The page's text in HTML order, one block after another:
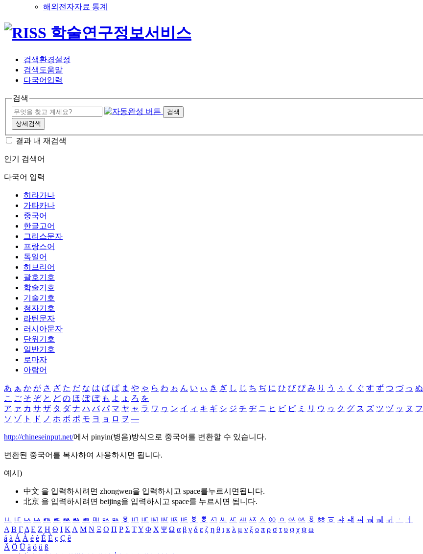
해외전자자료 통계
검색환경설정
검색도움말
다국어입력
검색
검색
상세검색
결과 내 재검색
인기 검색어
다국어 입력
히라가나
가타카나
중국어
한글고어
그리스문자
프랑스어
독일어
히브리어
괄호기호
학술기호
기술기호
첨자기호
라틴문자
러시아문자
단위기호
일반기호
로마자
아랍어
あ ぁ か が さ ざ た だ な は ば ぱ ま や ゃ ら わ ゎ ん い ぃ き ぎ し じ ち ぢ に ひ び ぴ み り う ぅ く ぐ す ず つ づ っ ぬ
こ ご そ ぞ と ど の ほ ぼ ぽ も よ ょ ろ を
ア ァ カ サ ザ タ ダ ナ ハ バ パ マ ヤ ャ ラ ワ ヮ ン イ ィ キ ギ シ ジ チ ヂ ニ ヒ ビ ピ ミ リ ウ ゥ ク グ ス ズ ツ ヅ ッ ヌ フ
ソ ゾ ト ド ノ ホ ボ ポ モ ヨ ョ ロ ヲ ―
http://chineseinput.net/에서 pinyin(병음)방식으로 중국어를 변환할 수 있습니다.
변환된 중국어를 복사하여 사용하시면 됩니다.
예시)
中文 을 입력하시려면 zhongwen을 입력하시고 space를누르시면됩니다.
北京 을 입력하시려면 beijing을 입력하시고 space를 누르시면 됩니다.
ㅥ ㅦ ㅧ ㅨ ㅩ ㅪ ㅫ ㅬ ㅭ ㅮ ㅯ ㅰ ㅱ ㅲ ㅳ ㅴ ㅵ ㅶ ㅷ ㅸ ㅹ ㅺ ㅻ ㅼ ㅽ ㅾ ㅿ ㆀ ㆁ ㆂ ㆃ ㆄ ㆅ ㆆ ㆇ ㆈ ㆉ ㆊ ㆋ ㆌ ㆍ
ㆎ
Α Β ΓΔ Ε Ζ Η Θ Ι ΚΛ Μ Ν Ξ Ο Π Ρ Σ ΤΥ Φ Χ Ψ Ω α β γ δ ε ζ η θ ι κ λ μ ν ξ ο π ρ σ τ υ φ χ ψ ω
á à Á À é è É È ç Ç ê
Ä Ö Ü ä ö ü ß